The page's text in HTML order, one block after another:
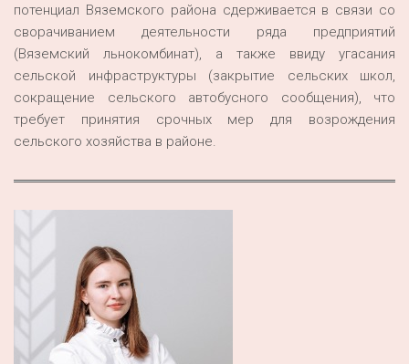
потенциал Вяземского района сдерживается в связи со
сворачиванием деятельности ряда предприятий
(Вяземский льнокомбинат), а также ввиду угасания
сельской инфраструктуры (закрытие сельских школ,
сокращение сельского автобусного сообщения), что
требует принятия срочных мер для возрождения
сельского хозяйства в районе.